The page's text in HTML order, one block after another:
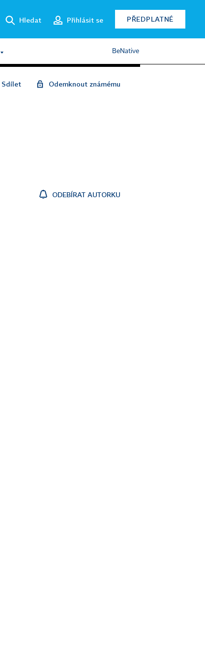
Hledat Přihlásit se PŘEDPLATNÉ
BeNative
Sdílet Odemknout známému
ODEBÍRAT AUTORKU